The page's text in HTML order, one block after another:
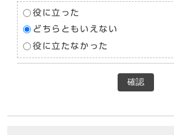
役に立った
どちらともいえない
役に立たなかった
確認